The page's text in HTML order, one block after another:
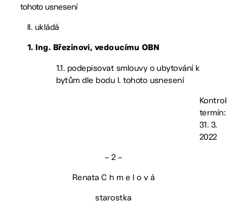
tohoto usnesení
II. ukládá
1. Ing. Březinovi, vedoucímu OBN
1.1. podepisovat smlouvy o ubytování k
bytům dle bodu I. tohoto usnesení
termín:
31. 3.
2022
– 2 –
Renata C h m e l o v á
starostka